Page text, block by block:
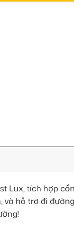
Lux, tích hợp
hỗ trợ đi